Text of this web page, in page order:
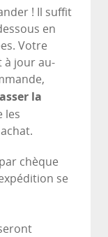
! Il suffit
en
Votre
à jour au-
la
les
chèque
se